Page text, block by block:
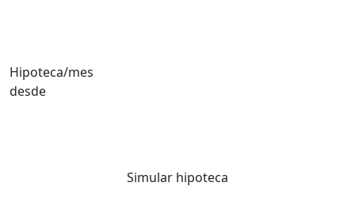
Hipoteca/mes
desde
Simular hipoteca